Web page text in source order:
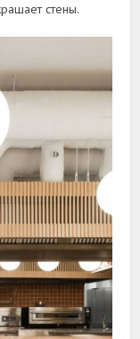
стены.